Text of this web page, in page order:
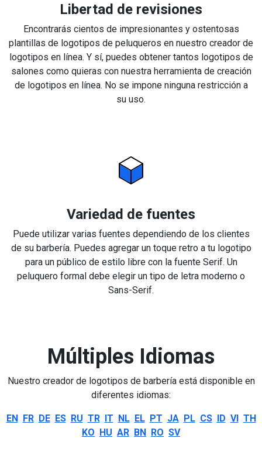
Libertad de revisiones
Encontrarás cientos de impresionantes y ostentosas
plantillas de logotipos de peluqueros en nuestro creador de
logotipos en línea. Y sí, puedes obtener tantos logotipos de
salones como quieras con nuestra herramienta de creación
de logotipos en línea. No se impone ninguna restricción a
su uso.
Variedad de fuentes
Puede utilizar varias fuentes dependiendo de los clientes
de su barbería. Puedes agregar un toque retro a tu logotipo
para un público de estilo libre con la fuente Serif. Un
peluquero formal debe elegir un tipo de letra moderno o
Sans-Serif.
Múltiples Idiomas
Nuestro creador de logotipos de barbería está disponible en
diferentes idiomas:
EN FR DE ES RU TR IT NL EL PT JA PL CS ID VI TH
KO HU AR BN RO SV